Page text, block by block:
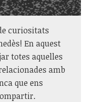
curiositats
En aquest
totes aquelles
amb
que ens